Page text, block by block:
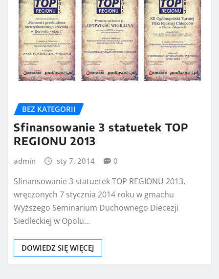
BEZ KATEGORII
Sfinansowanie 3 statuetek TOP
REGIONU 2013
admin sty 7, 2014 0
Sfinansowanie 3 statuetek TOP REGIONU 2013,
wręczonych 7 stycznia 2014 roku w gmachu
Wyższego Seminarium Duchownego Diecezji
Siedleckiej w Opolu…
DOWIEDZ SIĘ WIĘCEJ